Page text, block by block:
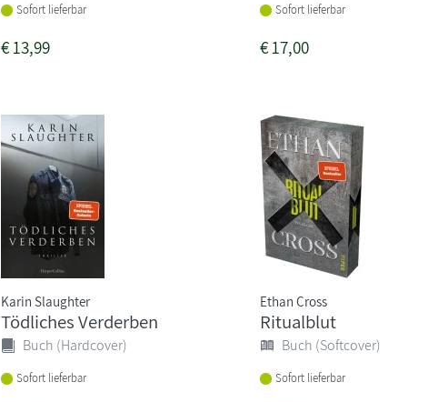
Sofort lieferbar
€13,99
Sofort lieferbar
€17,00
Karin Slaughter
Tödliches Verderben
Buch (Hardcover)
Sofort lieferbar
Ethan Cross
Ritualblut
Buch (Softcover)
Sofort lieferbar